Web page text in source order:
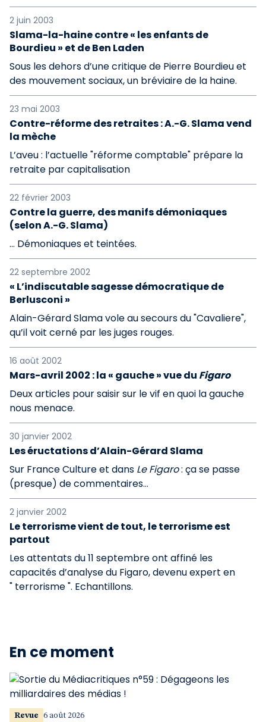
2 juin 2003
Slama-la-haine contre « les enfants de
Bourdieu » et de Ben Laden
Sous les dehors d’une critique de Pierre Bourdieu et
des mouvement sociaux, un bréviaire de la haine.
23 mai 2003
Contre-réforme des retraites : A.-G. Slama vend
la mèche
L’aveu : l’actuelle "réforme comptable" prépare la
retraite par capitalisation
22 février 2003
Contre la guerre, des manifs démoniaques
(selon A.-G. Slama)
... Démoniaques et teintées.
22 septembre 2002
« L’indiscutable sagesse démocratique de
Berlusconi »
Alain-Gérard Slama vole au secours du "Cavaliere",
qu’il voit cerné par les juges rouges.
16 août 2002
Mars-avril 2002 : la « gauche » vue du Figaro
Deux articles pour saisir sur le vif en quoi la gauche
nous menace.
30 janvier 2002
Les éructations d’Alain-Gérard Slama
Sur France Culture et dans Le Figaro: ça se passe
(presque) de commentaires...
2 janvier 2002
Le terrorisme vient de tout, le terrorisme est
partout
Les attentats du 11 septembre ont affiné les
capacités d’analyse du Figaro, devenu expert en
" terrorisme ". Echantillons.
En ce moment
Revue 6 août 2026